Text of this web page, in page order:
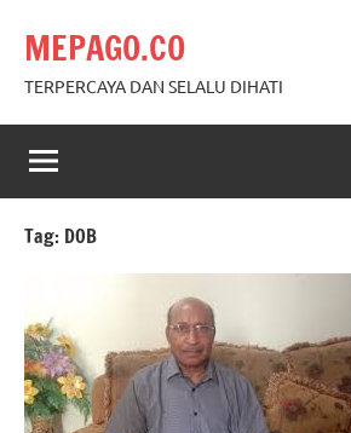
content
MEPAGO.CO
TERPERCAYA DAN SELALU DIHATI
Tag: DOB